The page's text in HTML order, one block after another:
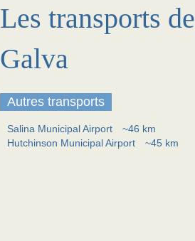
Les transports de
Galva
Autres transports
Salina Municipal Airport
~46 km
Hutchinson Municipal Airport
~45 km